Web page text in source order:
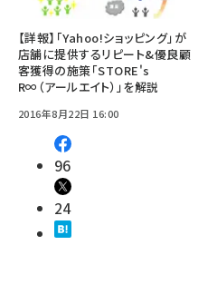
【詳報】「Yahoo!ショッピング」が
店舗に提供するリピート&優良顧
客獲得の施策「STORE's
R∞（アールエイト）」を解説
2016年8月22日 16:00
96
24